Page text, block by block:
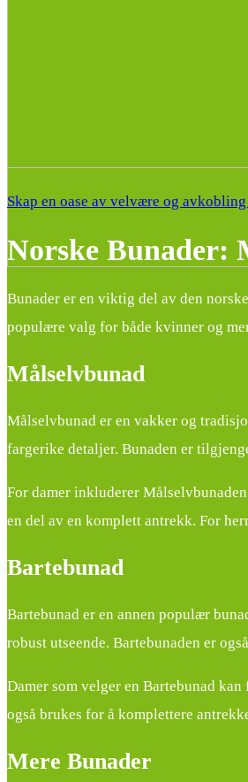
Skap en oase av velvære og
Norske Bunader:
Bunader er en viktig del av den
populære valg for både kvinner og
Målselvbunad
Målselvbunad er en vakker og
fargerike detaljer. Bunaden er
For damer inkluderer
en del av en komplett antrekk. For
Bartebunad
Bartebunad er en annen populær
robust utseende. Bartebunaden er
Damer som velger en Bartebunad
også brukes for å komplettere
Mere Bunader